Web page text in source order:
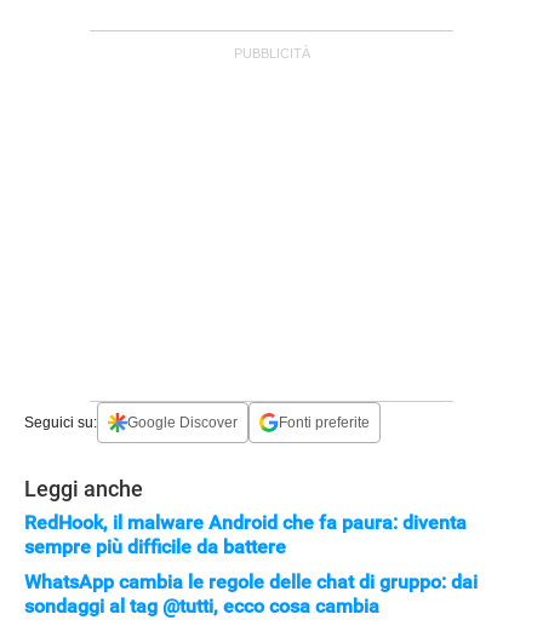
Seguici su: Google Discover Fonti preferite
Leggi anche
RedHook, il malware Android che fa paura: diventa
sempre più difficile da battere
WhatsApp cambia le regole delle chat di gruppo: dai
sondaggi al tag @tutti, ecco cosa cambia